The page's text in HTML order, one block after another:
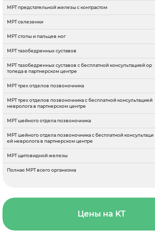
МРТ предстательной железы с контрастом
МРТ селезенки
МРТ стопы и пальцев ног
МРТ тазобедренных суставов
МРТ тазобедренных суставов с бесплатной консультацией ор
топеда в партнерском центре
МРТ трех отделов позвоночника
МРТ трех отделов позвоночника с бесплатной консультацией
невролога в партнерском центре
МРТ шейного отдела позвоночника
МРТ шейного отдела позвоночника с бесплатной консультаци
ей невролога в партнерском центре
МРТ щитовидной железы
Полная МРТ всего организма
Цены на KT